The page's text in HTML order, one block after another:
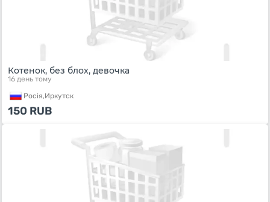
Котенок, без блох, девочка
16 день тому
Росiя,Иркутск
150 RUB